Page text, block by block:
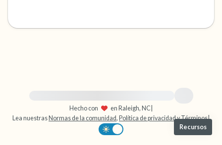
Hecho con
en Raleigh, NC
Lea nuestras Normas de la comunidad, Política de privacidadyTérminos|
Recursos
2 – cosas que puedes oler